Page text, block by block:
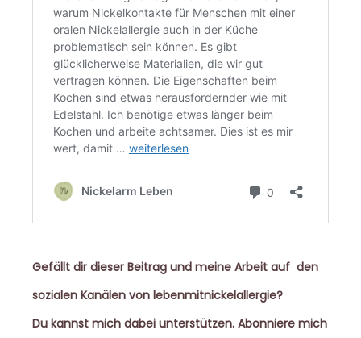
Gefällt dir dieser Beitrag und meine Arbeit auf den
sozialen Kanälen von lebenmitnickelallergie?
Du kannst mich dabei unterstützen. Abonniere mich